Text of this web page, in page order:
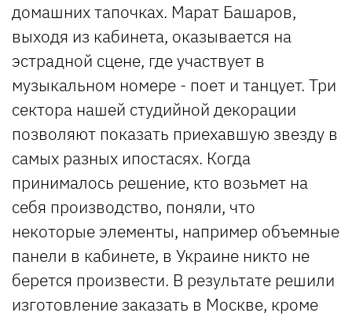
домашних тапочках. Марат Башаров,
выходя из кабинета, оказывается на
эстрадной сцене, где участвует в
музыкальном номере - поет и танцует. Три
сектора нашей студийной декорации
позволяют показать приехавшую звезду в
самых разных ипостасях. Когда
принималось решение, кто возьмет на
себя производство, поняли, что
некоторые элементы, например объемные
панели в кабинете, в Украине никто не
берется произвести. В результате решили
изготовление заказать в Москве, кроме